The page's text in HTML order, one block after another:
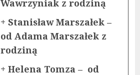
Wawrzyniak z rodziną
+ Stanisław Marszałek –
od Adama Marszałek z
rodziną
+ Helena Tomza – od